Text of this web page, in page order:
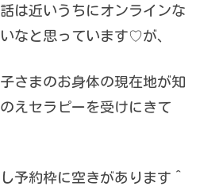
は近いうちにオンラインな
なと思っています♡が、
さまのお身体の現在地が知
えセラピーを受けにきて
予約枠に空きがあります＾